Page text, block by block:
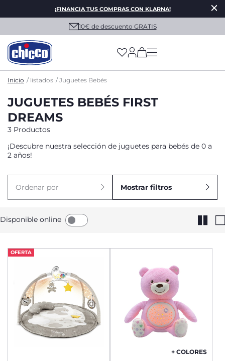
¡FINANCIA TUS COMPRAS CON KLARNA!
10€ de descuento GRATIS
(has more options
Inicio listados Juguetes Bebés
JUGUETES BEBÉS FIRST
DREAMS
3 Productos
¡Descubre nuestra selección de juguetes para bebés de 0 a
2 años!
Ordenar por Mostrar filtros
Disponible online
OFERTA
+ COLORES